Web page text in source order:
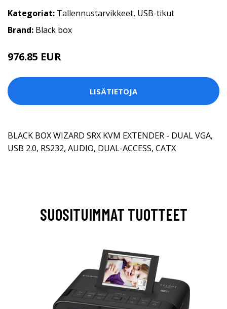
Kategoriat: Tallennustarvikkeet, USB-tikut
Brand: Black box
976.85 EUR
LISÄTIETOJA
BLACK BOX WIZARD SRX KVM EXTENDER - DUAL VGA,
USB 2.0, RS232, AUDIO, DUAL-ACCESS, CATX
SUOSITUIMMAT TUOTTEET